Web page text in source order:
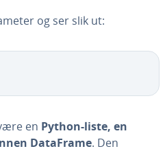
og ser slik ut:
en Python-liste, en
DataFrame. Den